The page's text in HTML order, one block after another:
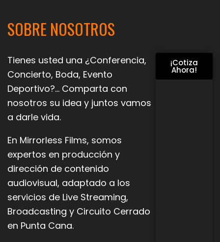
SOBRE NOSOTROS
Tienes usted una ¿Conferencia,
Concierto, Boda, Evento
Deportivo?… Comparta con
nosotros su idea y juntos vamos
a darle vida.
En Mirrorless Films, somos
expertos en producción y
dirección de contenido
audiovisual, adaptado a los
servicios de Live Streaming,
Broadcasting y Circuito Cerrado
en Punta Cana.
¡Cotiza
Ahora!